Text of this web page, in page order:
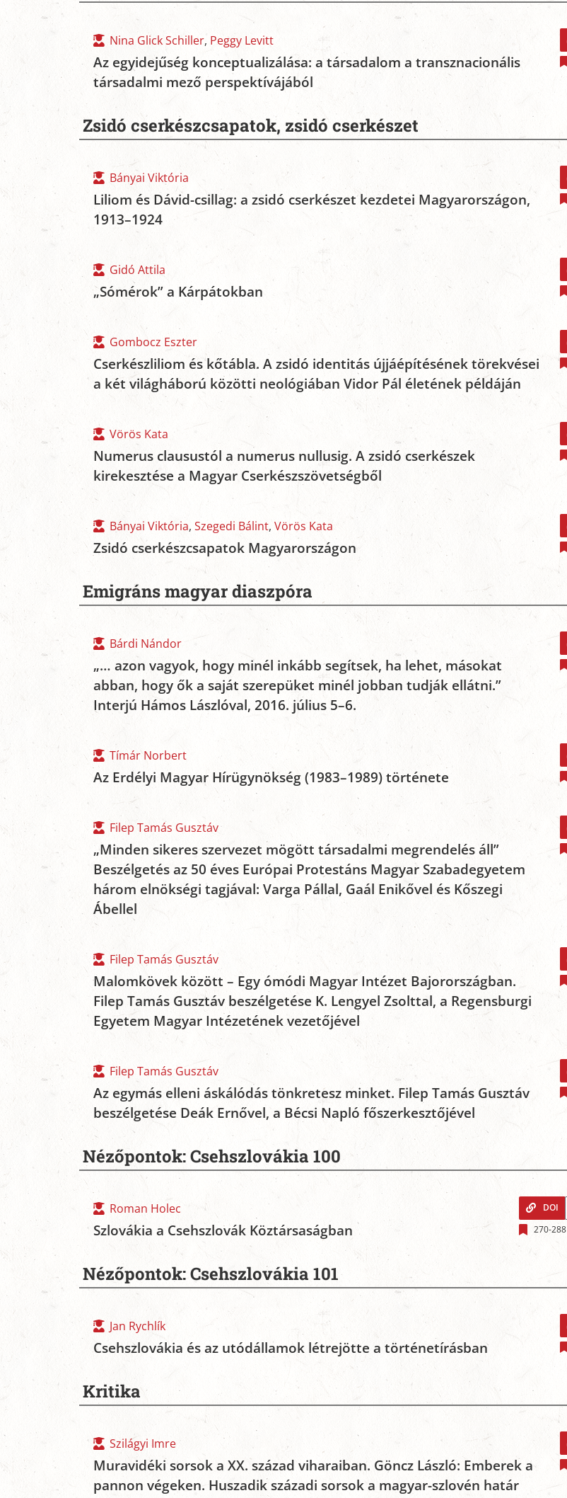
Nina Glick Schiller, Peggy Levitt
Az egyidejűség konceptualizálása: a társadalom a transznacionális
társadalmi mező perspektívájából
Zsidó cserkészcsapatok, zsidó cserkészet
Bányai Viktória
Liliom és Dávid-csillag: a zsidó cserkészet kezdetei Magyarországon,
1913–1924
Gidó Attila
„Sómérok” a Kárpátokban
Gombocz Eszter
Cserkészliliom és kőtábla. A zsidó identitás újjáépítésének törekvései
a két világháború közötti neológiában Vidor Pál életének példáján
Vörös Kata
Numerus clausustól a numerus nullusig. A zsidó cserkészek
kirekesztése a Magyar Cserkészszövetségből
Bányai Viktória, Szegedi Bálint, Vörös Kata
Zsidó cserkészcsapatok Magyarországon
Emigráns magyar diaszpóra
Bárdi Nándor
„… azon vagyok, hogy minél inkább segítsek, ha lehet, másokat
abban, hogy ők a saját szerepüket minél jobban tudják ellátni.”
Interjú Hámos Lászlóval, 2016. július 5–6.
Tímár Norbert
Az Erdélyi Magyar Hírügynökség (1983–1989) története
Filep Tamás Gusztáv
„Minden sikeres szervezet mögött társadalmi megrendelés áll”
Beszélgetés az 50 éves Európai Protestáns Magyar Szabadegyetem
három elnökségi tagjával: Varga Pállal, Gaál Enikővel és Kőszegi
Ábellel
Filep Tamás Gusztáv
Malomkövek között – Egy ómódi Magyar Intézet Bajorországban.
Filep Tamás Gusztáv beszélgetése K. Lengyel Zsolttal, a Regensburgi
Egyetem Magyar Intézetének vezetőjével
Filep Tamás Gusztáv
Az egymás elleni áskálódás tönkretesz minket. Filep Tamás Gusztáv
beszélgetése Deák Ernővel, a Bécsi Napló főszerkesztőjével
Nézőpontok: Csehszlovákia 100
Roman Holec
Szlovákia a Csehszlovák Köztársaságban
DOI
270-288
Nézőpontok: Csehszlovákia 101
Jan Rychlík
Csehszlovákia és az utódállamok létrejötte a történetírásban
Kritika
Szilágyi Imre
Muravidéki sorsok a XX. század viharaiban. Göncz László: Emberek a
pannon végeken. Huszadik századi sorsok a magyar-szlovén határ